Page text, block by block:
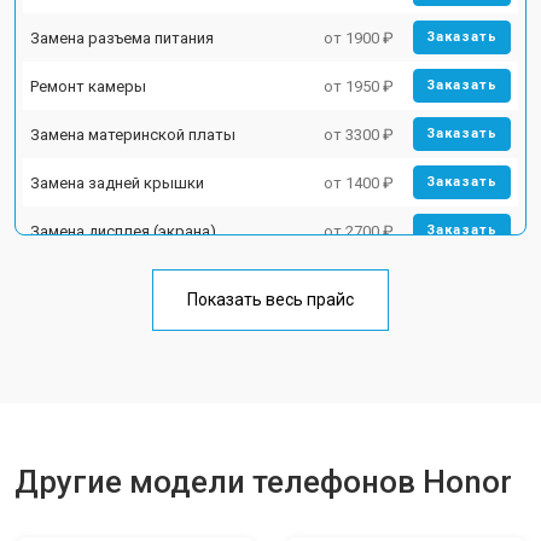
Замена разъема питания от 1900 ₽ Заказать
Ремонт камеры от 1950 ₽ Заказать
Замена материнской платы от 3300 ₽ Заказать
Замена задней крышки от 1400 ₽ Заказать
Замена дисплея (экрана) от 2700 ₽ Заказать
Замена кнопки включения от 1750 ₽
Показать весь прайс
Другие модели телефонов Honor